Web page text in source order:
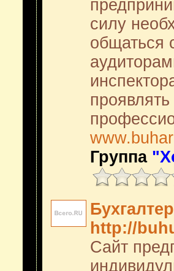
силу
общаться
Группа
http://
Сайт